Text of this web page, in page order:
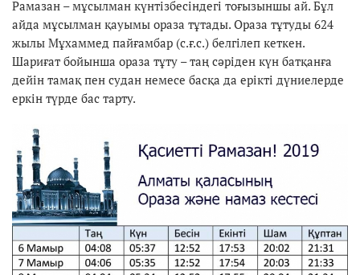
Рамазан – мұсылман күнтізбесіндегі тоғызыншы ай. Бұл
айда мұсылман қауымы ораза тұтады. Ораза тұтуды 624
жылы Мұхаммед пайғамбар (с.ғ.с.) белгілеп кеткен.
Шариғат бойынша ораза тұту – таң сәріден күн батқанға
дейін тамақ пен судан немесе басқа да ерікті дүниелерде
еркін түрде бас тарту.